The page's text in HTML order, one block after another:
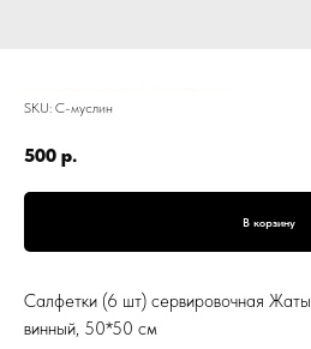
SKU: С-муслин
500 р.
В корзину
Салфетки (6 шт) сервировочная
винный, 50*50 см